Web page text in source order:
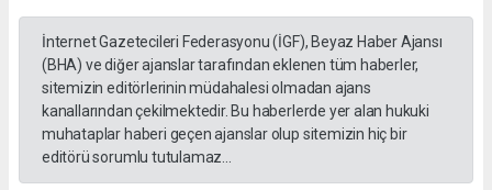
İnternet Gazetecileri Federasyonu (İGF), Beyaz Haber Ajansı
(BHA) ve diğer ajanslar tarafından eklenen tüm haberler,
sitemizin editörlerinin müdahalesi olmadan ajans
kanallarından çekilmektedir. Bu haberlerde yer alan hukuki
muhataplar haberi geçen ajanslar olup sitemizin hiç bir
editörü sorumlu tutulamaz...